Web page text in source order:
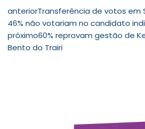
anteriorTransferência de votos em
46% não votariam no candidato
próximo60% reprovam gestão de
Bento do Trairi